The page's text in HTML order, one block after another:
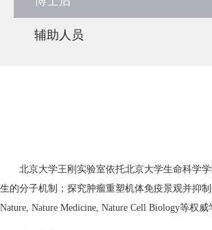
辅助人员
北京大学王刚实验室依托北京大学生命科学
生的分子机制；探究肿瘤重塑机体免疫景观并抑
Nature, Nature Medicine, Nature Cell Biology等权